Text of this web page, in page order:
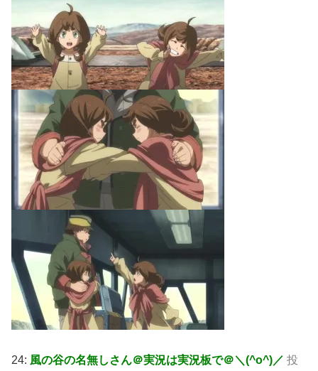
24: 風の谷の名無しさん＠実況は実況板で＠＼(^o^)／ 投